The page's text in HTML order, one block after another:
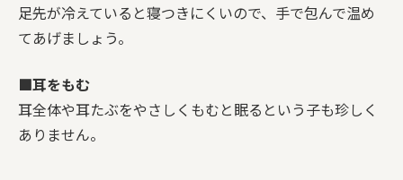
足先が冷えていると寝つきにくいので、手で包んで温め
てあげましょう。
■耳をもむ
耳全体や耳たぶをやさしくもむと眠るという子も珍しく
ありません。